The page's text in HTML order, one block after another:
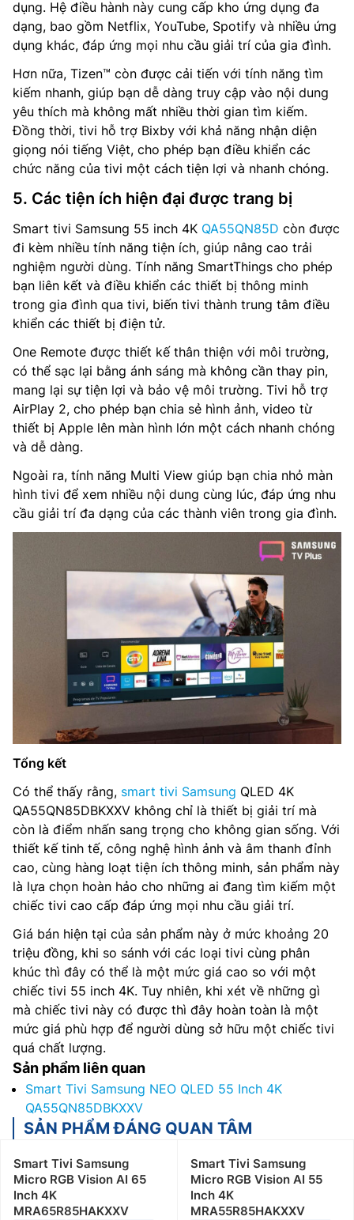
dụng. Hệ điều hành này cung cấp kho ứng dụng đa
dạng, bao gồm Netflix, YouTube, Spotify và nhiều ứng
dụng khác, đáp ứng mọi nhu cầu giải trí của gia đình.
Hơn nữa, Tizen™ còn được cải tiến với tính năng tìm
kiếm nhanh, giúp bạn dễ dàng truy cập vào nội dung
yêu thích mà không mất nhiều thời gian tìm kiếm.
Đồng thời, tivi hỗ trợ Bixby với khả năng nhận diện
giọng nói tiếng Việt, cho phép bạn điều khiển các
chức năng của tivi một cách tiện lợi và nhanh chóng.
5. Các tiện ích hiện đại được trang bị
Smart tivi Samsung 55 inch 4K QA55QN85D còn được
đi kèm nhiều tính năng tiện ích, giúp nâng cao trải
nghiệm người dùng. Tính năng SmartThings cho phép
bạn liên kết và điều khiển các thiết bị thông minh
trong gia đình qua tivi, biến tivi thành trung tâm điều
khiển các thiết bị điện tử.
One Remote được thiết kế thân thiện với môi trường,
có thể sạc lại bằng ánh sáng mà không cần thay pin,
mang lại sự tiện lợi và bảo vệ môi trường. Tivi hỗ trợ
AirPlay 2, cho phép bạn chia sẻ hình ảnh, video từ
thiết bị Apple lên màn hình lớn một cách nhanh chóng
và dễ dàng.
Ngoài ra, tính năng Multi View giúp bạn chia nhỏ màn
hình tivi để xem nhiều nội dung cùng lúc, đáp ứng nhu
cầu giải trí đa dạng của các thành viên trong gia đình.
Tổng kết
Có thể thấy rằng, smart tivi Samsung QLED 4K
QA55QN85DBKXXV không chỉ là thiết bị giải trí mà
còn là điểm nhấn sang trọng cho không gian sống. Với
thiết kế tinh tế, công nghệ hình ảnh và âm thanh đỉnh
cao, cùng hàng loạt tiện ích thông minh, sản phẩm này
là lựa chọn hoàn hảo cho những ai đang tìm kiếm một
chiếc tivi cao cấp đáp ứng mọi nhu cầu giải trí.
Giá bán hiện tại của sản phẩm này ở mức khoảng 20
triệu đồng, khi so sánh với các loại tivi cùng phân
khúc thì đây có thể là một mức giá cao so với một
chiếc tivi 55 inch 4K. Tuy nhiên, khi xét về những gì
mà chiếc tivi này có được thì đây hoàn toàn là một
mức giá phù hợp để người dùng sở hữu một chiếc tivi
quá chất lượng.
Sản phẩm liên quan
Smart Tivi Samsung NEO QLED 55 Inch 4K
QA55QN85DBKXXV
SẢN PHẨM ĐÁNG QUAN TÂM
Smart Tivi Samsung
Micro RGB Vision AI 65
Inch 4K
MRA65R85HAKXXV
Smart Tivi Samsung
Micro RGB Vision AI 55
Inch 4K
MRA55R85HAKXXV